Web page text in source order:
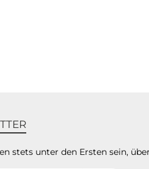
stets unter den Ersten sein,